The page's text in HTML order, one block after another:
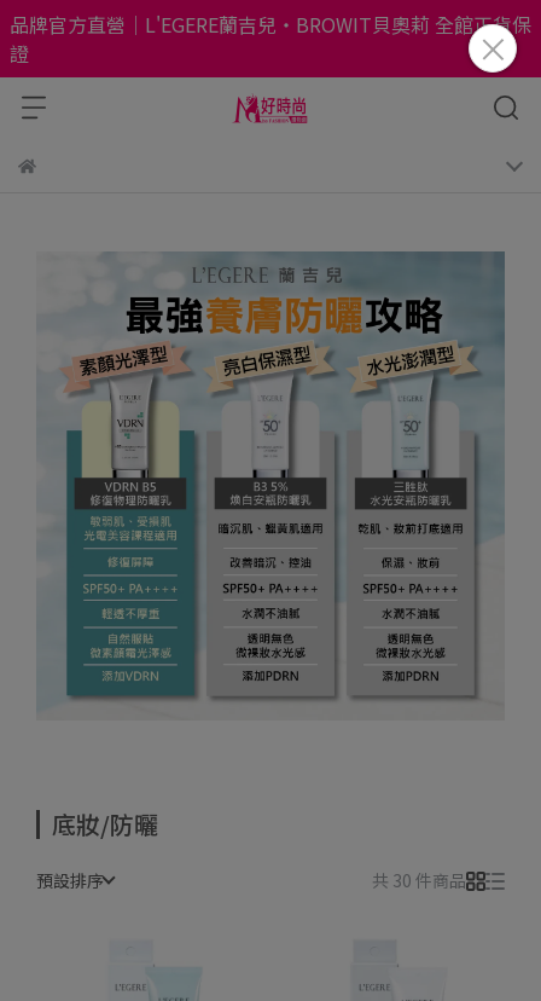
品牌官方直營｜L'EGERE蘭吉兒・BROWIT貝奧莉 全館正貨保
證
底妝/防曬
預設排序 共 30 件商品